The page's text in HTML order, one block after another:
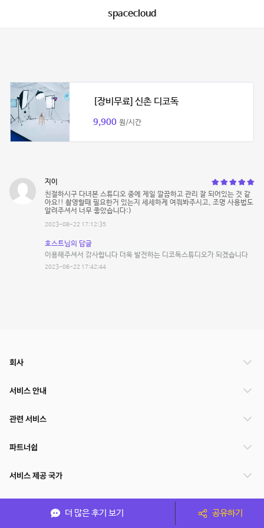
spacecloud
[장비무료] 신촌 디코독
9,900 원/시간
지이
친절하시구 다녀본 스튜디오 중에 제일 깔끔하고 관리 잘 되어있는 것 같
아요!! 촬영할때 필요한거 있는지 세세하게 여쭤봐주시고, 조명 사용법도
알려주셔서 너무 좋았습니다:)
2023-08-22 17:12:35
호스트님의 답글
이용해주셔서 감사합니다 더욱 발전하는 디코독스튜디오가 되겠습니다
2023-08-22 17:42:44
더 많은 후기 보기 공유하기
회사
서비스 안내
관련 서비스
파트너쉽
서비스 제공 국가
(주)NSPACE 사업자정보